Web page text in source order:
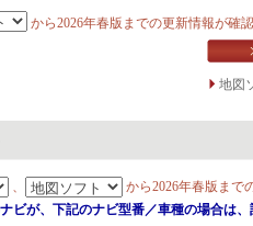
から2026年春版までの更新情報が確認
地図
、
から2026年春版まで
ビが、下記のナビ型番／車種の場合は、